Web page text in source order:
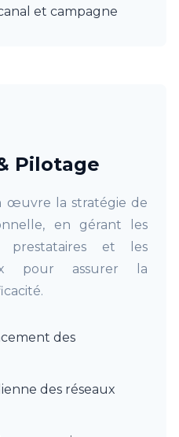
et campagne
Pilotage
œuvre la stratégie de
en gérant les
prestataires et les
pour assurer la
des
des réseaux